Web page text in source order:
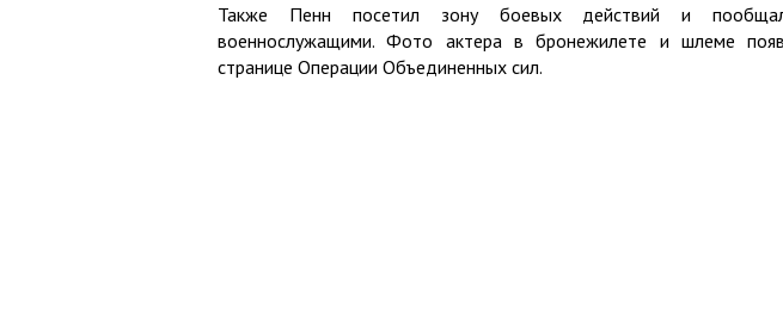
Также Пенн посетил зону боевых действий и
военнослужащими. Фото актера в бронежилете и шлеме
странице Операции Объединенных сил.